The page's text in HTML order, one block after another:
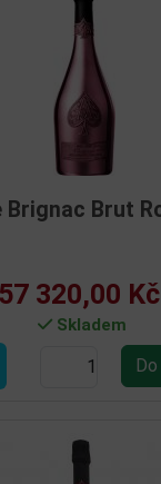
Brignac Brut
57 320,00 Kč
Skladem